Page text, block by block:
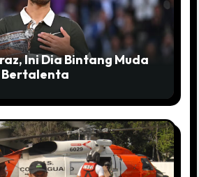
Ini Dia Bintang Muda
Bertalenta